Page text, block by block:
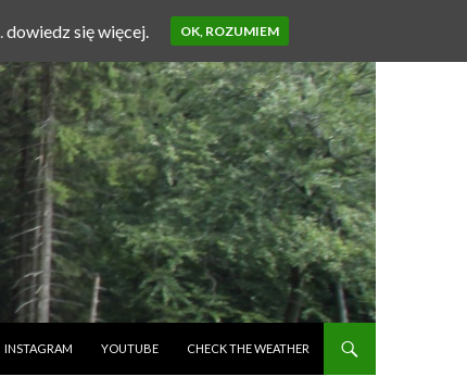
INSTAGRAM YOUTUBE CHECK THE WEATHER
dowiedz się więcej. OK, ROZUMIEM